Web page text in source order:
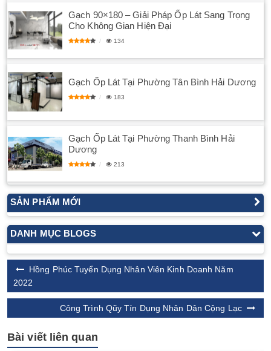
Gạch 90×180 – Giải Pháp Ốp Lát Sang Trọng
Cho Không Gian Hiện Đại
134
Gạch Ốp Lát Tại Phường Tân Bình Hải Dương
183
Gạch Ốp Lát Tại Phường Thanh Bình Hải
Dương
213
SẢN PHẨM MỚI
DANH MỤC BLOGS
​Hồng Phúc Tuyển Dụng Nhân Viên Kinh Doanh Năm
2022
Công Trình Qũy Tín Dụng Nhân Dân Cộng Lạc
Bài viết liên quan